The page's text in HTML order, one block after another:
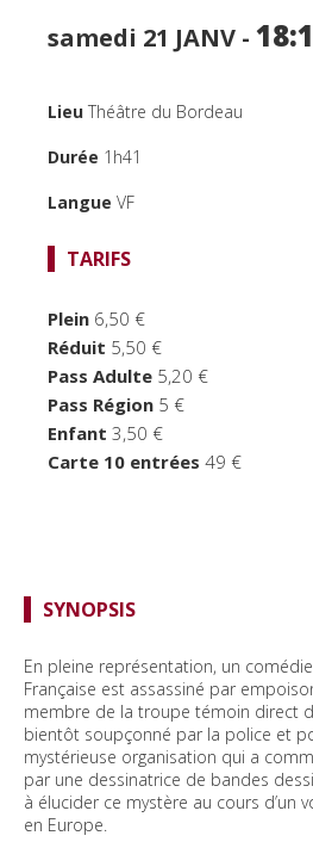
FOCUS
samedi 21 JANV -
Lieu Théâtre du Bordeau
Durée 1h41
Langue VF
TARIFS
Plein 6,50 €
Réduit 5,50 €
Pass Adulte 5,20 €
Pass Région 5 €
Enfant 3,50 €
Carte 10 entrées 49 €
SYNOPSIS
En pleine représentation, un
Française est assassiné par
membre de la troupe témoin direct
bientôt soupçonné par la police et
mystérieuse organisation qui a
par une dessinatrice de bandes
à élucider ce mystère au cours d’un
en Europe.